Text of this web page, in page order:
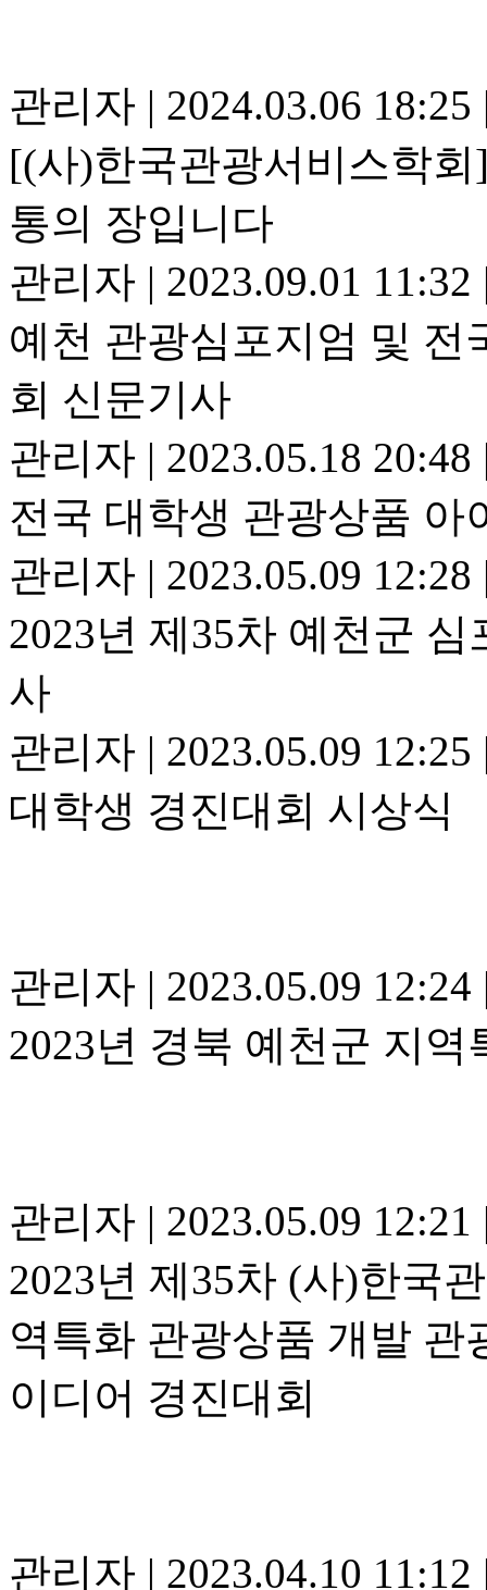
관리자 | 2024.03.06 18:25
[(사)한국관광서비스학
통의 장입니다
관리자 | 2023.09.01 11:32
예천 관광심포지엄 및 전
회 신문기사
관리자 | 2023.05.18 20:48
전국 대학생 관광상품 아
관리자 | 2023.05.09 12:28
2023년 제35차 예천군
사
관리자 | 2023.05.09 12:25
대학생 경진대회 시상식
관리자 | 2023.05.09 12:24
2023년 경북 예천군 지
관리자 | 2023.05.09 12:21
2023년 제35차 (사)한국
역특화 관광상품 개발 관
이디어 경진대회
관리자 | 2023.04.10 11:12